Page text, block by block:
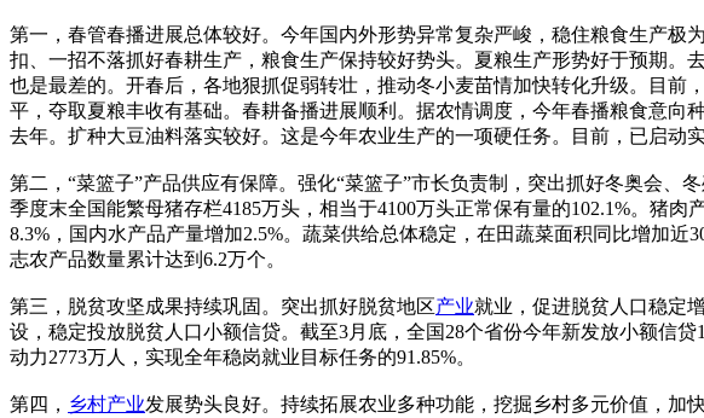
第一，春管春播进展总体较好。今年国内外形势异常复杂严峻，稳住粮食生产
扣、一招不落抓好春耕生产，粮食生产保持较好势头。夏粮生产形势好于预期。
也是最差的。开春后，各地狠抓促弱转壮，推动冬小麦苗情加快转化升级。目前
平，夺取夏粮丰收有基础。春耕备播进展顺利。据农情调度，今年春播粮食意
去年。扩种大豆油料落实较好。这是今年农业生产的一项硬任务。目前，已启动
第二，“菜篮子”产品供应有保障。强化“菜篮子”市长负责制，突出抓好冬奥会
季度末全国能繁母猪存栏4185万头，相当于4100万头正常保有量的102.1%。猪
8.3%，国内水产品产量增加2.5%。蔬菜供给总体稳定，在田蔬菜面积同比增加
志农产品数量累计达到6.2万个。
第三，脱贫攻坚成果持续巩固。突出抓好脱贫地区产业就业，促进脱贫人口稳定
设，稳定投放脱贫人口小额信贷。截至3月底，全国28个省份今年新发放小额信
动力2773万人，实现全年稳岗就业目标任务的91.85%。
第四， 乡村产业发展势头良好。持续拓展农业多种功能，挖掘乡村多元价值，加